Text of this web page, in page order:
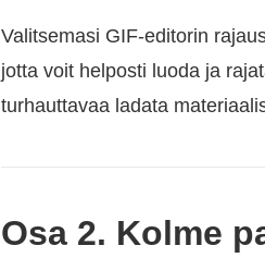
Valitsemasi GIF-editorin
jotta voit helposti luoda ja
turhauttavaa ladata
Osa 2. Kolme